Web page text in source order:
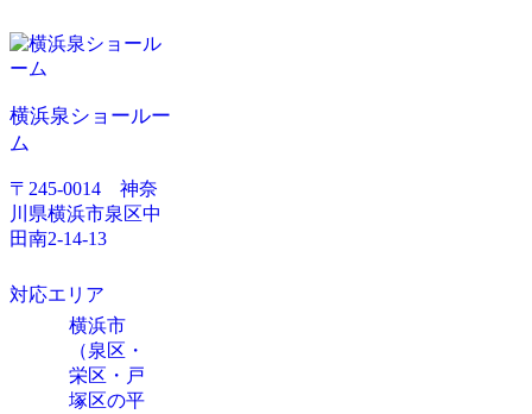
横浜泉ショールー
ム
〒245-0014 神奈
川県横浜市泉区中
田南2-14-13
対応エリア
横浜市
（泉区・
栄区・戸
塚区の平